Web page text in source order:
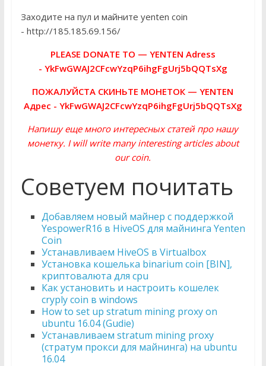
Заходите на пул и майните yenten coin
- http://185.185.69.156/
PLEASE DONATE TO — YENTEN Adress
- YkFwGWAJ2CFcwYzqP6ihgFgUrj5bQQTsXg
ПОЖАЛУЙСТА СКИНЬТЕ МОНЕТОК — YENTEN
Адрес - YkFwGWAJ2CFcwYzqP6ihgFgUrj5bQQTsXg
Напишу еще много интересных статей про нашу
монетку. I will write many interesting articles about
our coin.
Советуем почитать
Добавляем новый майнер с поддержкой
YespowerR16 в HiveOS для майнинга Yenten
Coin
Устанавливаем HiveOS в Virtualbox
Установка кошелька binarium coin [BIN],
криптовалюта для cpu
Как установить и настроить кошелек
cryply coin в windows
How to set up stratum mining proxy on
ubuntu 16.04 (Gudie)
Устанавливаем stratum mining proxy
(стратум прокси для майнинга) на ubuntu
16.04